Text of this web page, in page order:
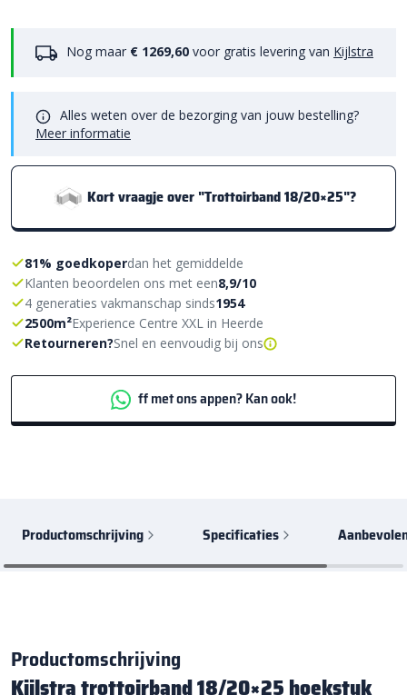
Nog maar € 1269,60 voor gratis levering van Kijlstra
Alles weten over de bezorging van jouw bestelling?
Meer informatie
Kort vraagje over "Trottoirband 18/20×25"?
81% goedkoperdan het gemiddelde
Klanten beoordelen ons met een8,9/10
4 generaties vakmanschap sinds1954
2500m²Experience Centre XXL in Heerde
Retourneren?Snel en eenvoudig bij ons
ff met ons appen? Kan ook!
Productomschrijving Specificaties
Productomschrijving
Kijlstra trottoirband 18/20×25 hoekstuk